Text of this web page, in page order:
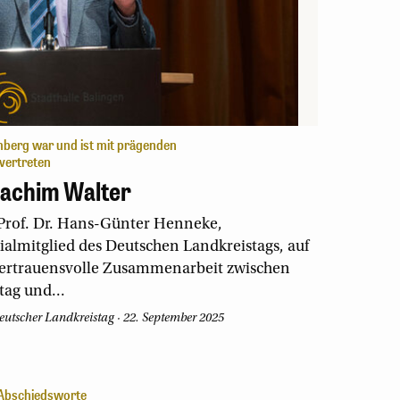
war und ist mit prägenden
Walter
Dr. Hans-Günter Henneke,
des Deutschen Landkreistags, auf
Zusammenarbeit zwischen
und...
Landkreistag· 22. September 2025